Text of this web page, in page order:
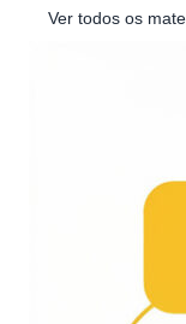
Ver todos os